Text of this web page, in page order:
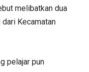
melibatkan dua
Kecamatan
pelajar pun